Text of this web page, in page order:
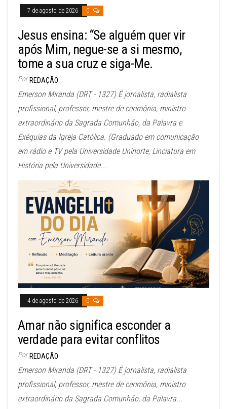
7 de agosto de 2026 0
Jesus ensina: “Se alguém quer vir
após Mim, negue-se a si mesmo,
tome a sua cruz e siga-Me.
Por REDAÇÃO
Emerson Miranda (DRT - 1327) É jornalista, radialista
profissional, professor, mestre de cerimônia, ministro
extraordinário da Sagrada Comunhão, da Palavra e
Exéquias da Igreja Católica. (Graduado em comunicação
em rádio e TV pela Universidade Uninorte, Linciatura em
História pela Universidade...
4 de agosto de 2026 0
Amar não significa esconder a
verdade para evitar conflitos
Por REDAÇÃO
Emerson Miranda (DRT - 1327) É jornalista, radialista
profissional, professor, mestre de cerimônia, ministro
extraordinário da Sagrada Comunhão, da Palavra...